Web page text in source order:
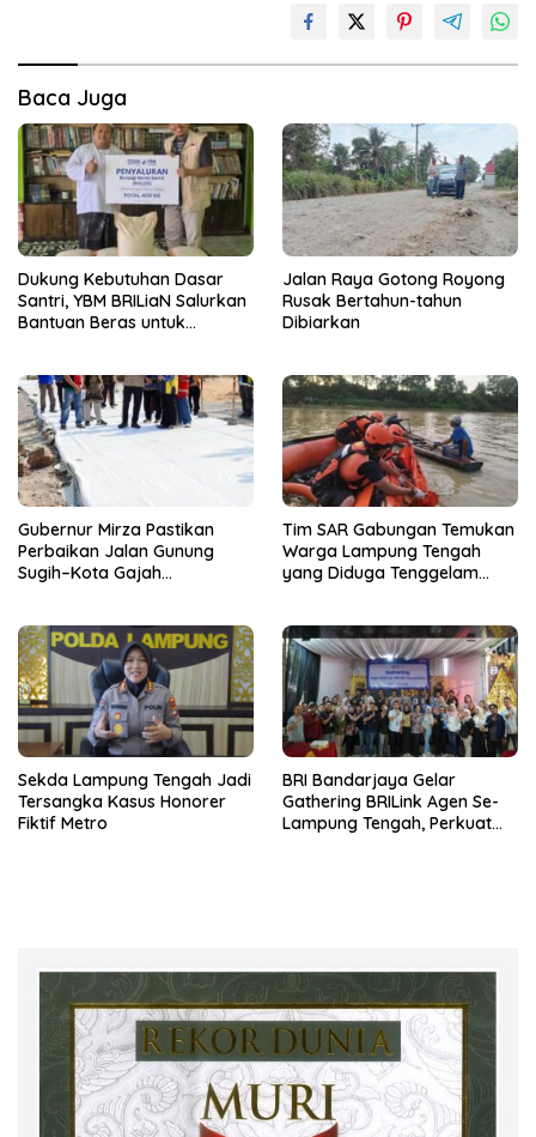
Baca Juga
Dukung Kebutuhan Dasar
Santri, YBM BRILiaN Salurkan
Bantuan Beras untuk
Jalan Raya Gotong Royong
Rusak Bertahun-tahun
Dibiarkan
Gubernur Mirza Pastikan
Perbaikan Jalan Gunung
Sugih–Kota Gajah
Tim SAR Gabungan Temukan
Warga Lampung Tengah
yang Diduga Tenggelam
Sekda Lampung Tengah Jadi
Tersangka Kasus Honorer
Fiktif Metro
BRI Bandarjaya Gelar
Gathering BRILink Agen Se-
Lampung Tengah, Perkuat